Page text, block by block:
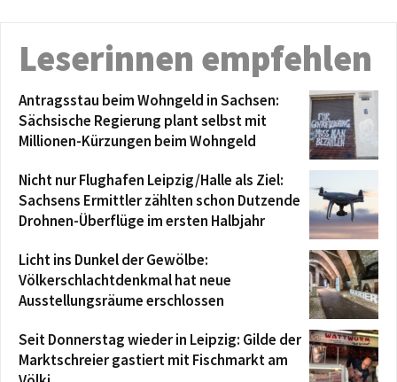
Leserinnen empfehlen
Antragsstau beim Wohngeld in Sachsen:
Sächsische Regierung plant selbst mit
Millionen-Kürzungen beim Wohngeld
Nicht nur Flughafen Leipzig/Halle als Ziel:
Sachsens Ermittler zählten schon Dutzende
Drohnen-Überflüge im ersten Halbjahr
Licht ins Dunkel der Gewölbe:
Völkerschlachtdenkmal hat neue
Ausstellungsräume erschlossen
Seit Donnerstag wieder in Leipzig: Gilde der
Marktschreier gastiert mit Fischmarkt am